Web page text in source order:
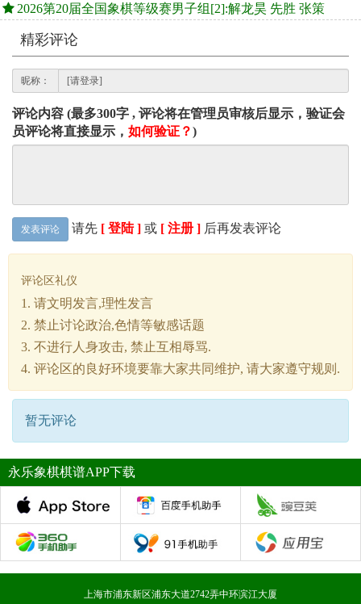
2026第20届全国象棋等级赛男子组[2]:解龙昊 先胜 张策
精彩评论
昵称：
评论内容 (最多300字 , 评论将在管理员审核后显示，验证会
员评论将直接显示， 如何验证？)
发表评论 请先 [ 登陆 ] 或 [ 注册 ] 后再发表评论
评论区礼仪
1. 请文明发言,理性发言
2. 禁止讨论政治,色情等敏感话题
3. 不进行人身攻击, 禁止互相辱骂.
4. 评论区的良好环境要靠大家共同维护, 请大家遵守规则.
暂无评论
永乐象棋棋谱APP下载
上海市浦东新区浦东大道2742弄中环滨江大厦